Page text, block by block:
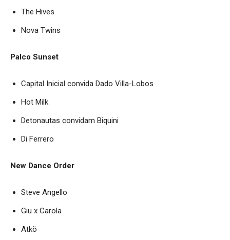
The Hives
Nova Twins
Palco Sunset
Capital Inicial convida Dado Villa-Lobos
Hot Milk
Detonautas convidam Biquini
Di Ferrero
New Dance Order
Steve Angello
Giu x Carola
Atkö